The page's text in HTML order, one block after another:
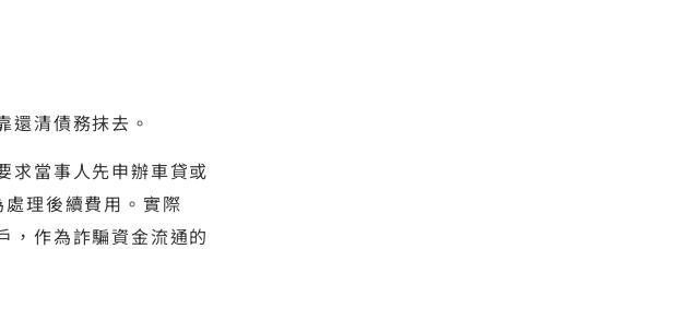
還清債務抹去。
求當事人先申辦車貸或
理後續費用。實際
，作為詐騙資金流通的